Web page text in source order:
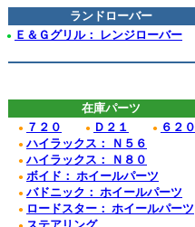
ランドローバー
● Ｅ＆Ｇグリル： レンジローバー
在庫パーツ
● ７２０ ● Ｄ２１ ● ６２０
● ハイラックス： Ｎ５６
● ハイラックス： Ｎ８０
● ボイド： ホイールパーツ
● バドニック： ホイールパーツ
● ロードスター： ホイールパーツ